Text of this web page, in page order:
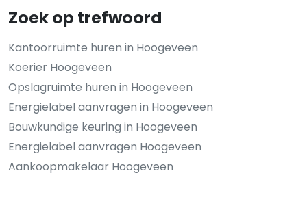
Zoek op trefwoord
Kantoorruimte huren in Hoogeveen
Koerier Hoogeveen
Opslagruimte huren in Hoogeveen
Energielabel aanvragen in Hoogeveen
Bouwkundige keuring in Hoogeveen
Energielabel aanvragen Hoogeveen
Aankoopmakelaar Hoogeveen